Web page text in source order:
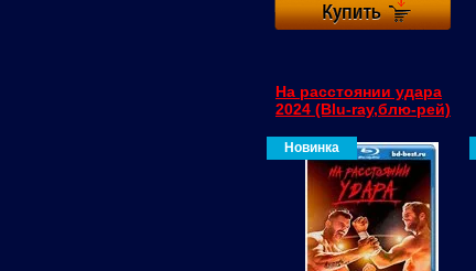
На расстоянии удара
2024 (Blu-ray,блю-рей)
Новинка